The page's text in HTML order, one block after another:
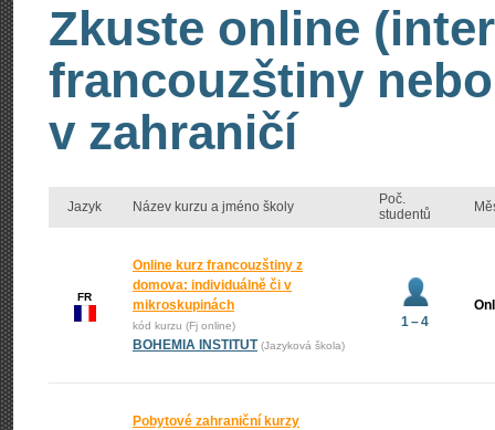
Zkuste online
francouzštiny
v zahraničí
Jazyk Název kurzu a jméno školy
Poč.
studentů
FR
Online kurz francouzštiny z
domova: individuálně či v
mikroskupinách
kód kurzu (Fj online)
BOHEMIA INSTITUT (Jazyková škola)
1 – 4
Pobytové zahraniční kurzy